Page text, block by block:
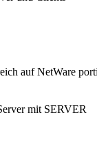
auf NetWare
mit SERVER